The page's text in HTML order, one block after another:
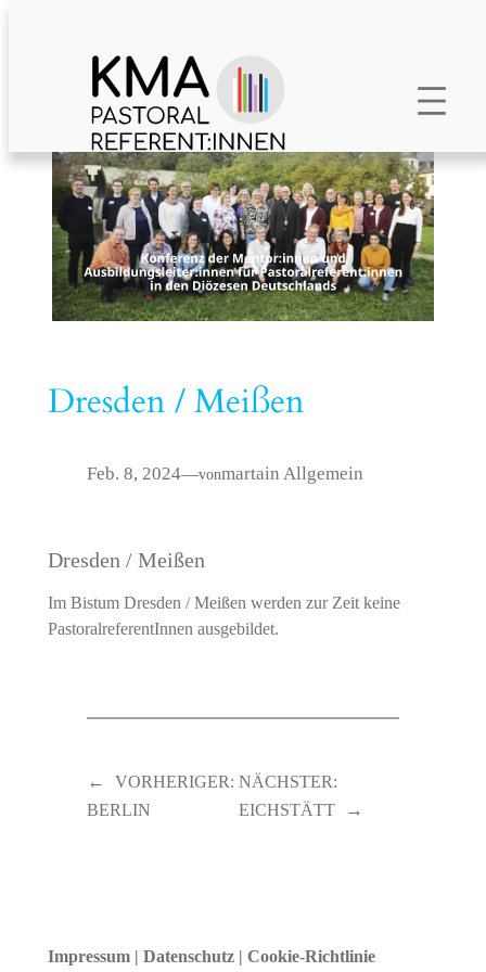
Zum
Inhalt
springen
Dresden / Meißen
Feb. 8, 2024—vonmartain Allgemein
Dresden / Meißen
Im Bistum Dresden / Meißen werden zur Zeit keine
PastoralreferentInnen ausgebildet.
←
VORHERIGER:
BERLIN
NÄCHSTER:
EICHSTÄTT
→
Impressum| Datenschutz| Cookie-Richtlinie